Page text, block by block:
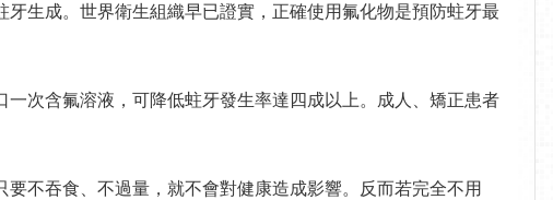
生成。世界衛生組織早已證實，正確使用氟化物是預防蛀牙最
次含氟溶液，可降低蛀牙發生率達四成以上。成人、矯正患者
不吞食、不過量，就不會對健康造成影響。反而若完全不用